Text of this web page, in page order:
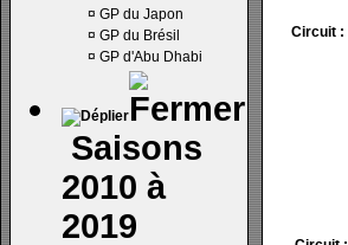
¤ GP du Japon
¤ GP du Brésil
¤ GP d'Abu Dhabi
Saisons
2010 à
2019
Circuit :